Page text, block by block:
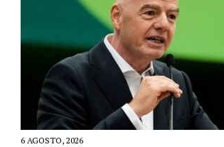
6 AGOSTO, 2026